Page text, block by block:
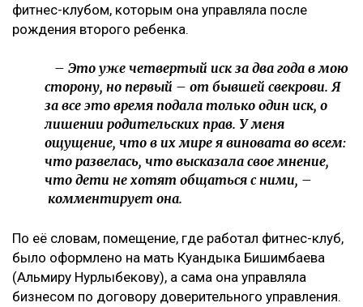
фитнес-клубом, которым она управляла после
рождения второго ребенка.
– Это уже четвертый иск за два года в мою
сторону, но первый – от бывшей свекрови. Я
за все это время подала только один иск, о
лишении родительских прав. У меня
ощущение, что в их мире я виновата во всем:
что развелась, что высказала свое мнение,
что дети не хотят общаться с ними, –
комментирует она.
По её словам, помещение, где работал фитнес-клуб,
было оформлено на мать Куандыка Бишимбаева
(Альмиру Нурлыбекову), а сама она управляла
бизнесом по договору доверительного управления.